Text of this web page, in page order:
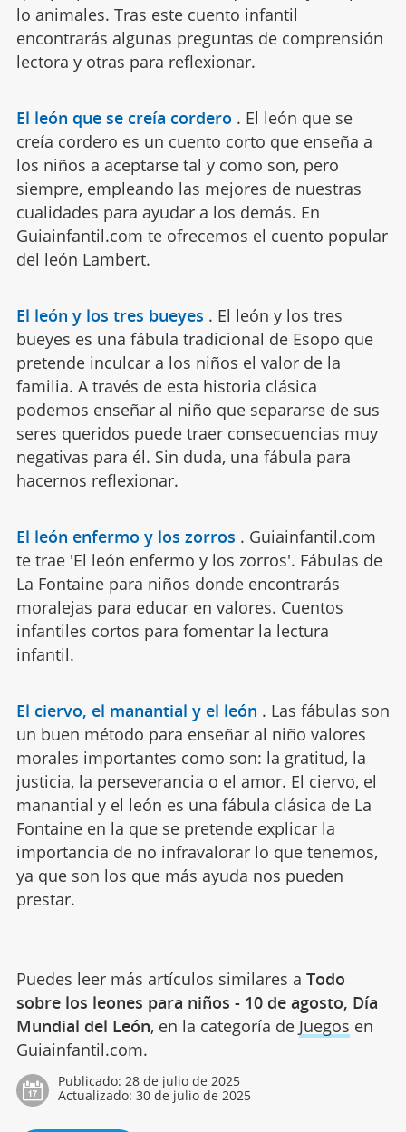
lo animales. Tras este cuento infantil
encontrarás algunas preguntas de comprensión
lectora y otras para reflexionar.
El león que se creía cordero . El león que se
creía cordero es un cuento corto que enseña a
los niños a aceptarse tal y como son, pero
siempre, empleando las mejores de nuestras
cualidades para ayudar a los demás. En
Guiainfantil.com te ofrecemos el cuento popular
del león Lambert.
El león y los tres bueyes . El león y los tres
bueyes es una fábula tradicional de Esopo que
pretende inculcar a los niños el valor de la
familia. A través de esta historia clásica
podemos enseñar al niño que separarse de sus
seres queridos puede traer consecuencias muy
negativas para él. Sin duda, una fábula para
hacernos reflexionar.
El león enfermo y los zorros . Guiainfantil.com
te trae 'El león enfermo y los zorros'. Fábulas de
La Fontaine para niños donde encontrarás
moralejas para educar en valores. Cuentos
infantiles cortos para fomentar la lectura
infantil.
El ciervo, el manantial y el león . Las fábulas son
un buen método para enseñar al niño valores
morales importantes como son: la gratitud, la
justicia, la perseverancia o el amor. El ciervo, el
manantial y el león es una fábula clásica de La
Fontaine en la que se pretende explicar la
importancia de no infravalorar lo que tenemos,
ya que son los que más ayuda nos pueden
prestar.
Puedes leer más artículos similares a Todo
sobre los leones para niños - 10 de agosto, Día
Mundial del León, en la categoría de Juegos en
Guiainfantil.com.
Publicado: 28 de julio de 2025
Actualizado: 30 de julio de 2025